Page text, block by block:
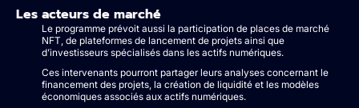
Les acteurs de marché
Le programme prévoit aussi la participation de places de marché
NFT, de plateformes de lancement de projets ainsi que
d’investisseurs spécialisés dans les actifs numériques.
Ces intervenants pourront partager leurs analyses concernant le
financement des projets, la création de liquidité et les modèles
économiques associés aux actifs numériques.